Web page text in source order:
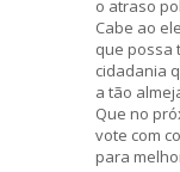
o atraso
Cabe ao
que possa
cidadania
a tão
Que no
vote com
para